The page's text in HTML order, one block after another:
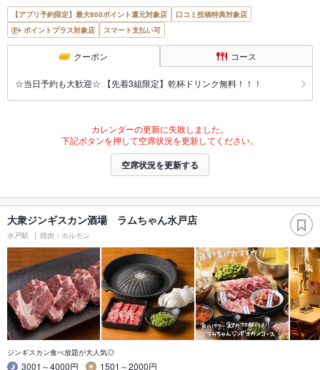
【アプリ予約限定】最大800ポイント還元対象店
口コミ投稿特典対象店
ポイントプラス対象店
スマート支払い可
クーポン コース
☆当日予約も大歓迎☆ 【先着3組限定】乾杯ドリンク無料！！！
カレンダーの更新に失敗しました。
下記ボタンを押して空席状況を更新してください。
空席状況を更新する
大衆ジンギスカン酒場 ラムちゃん水戸店
水戸駅 焼肉・ホルモン
ジンギスカン食べ放題が大人気◎
3001～4000円
1501～2000円